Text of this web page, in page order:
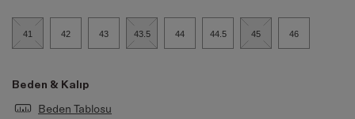
41 42 43 43.5 44 44.5 45 46
Beden & Kalıp
Beden Tablosu